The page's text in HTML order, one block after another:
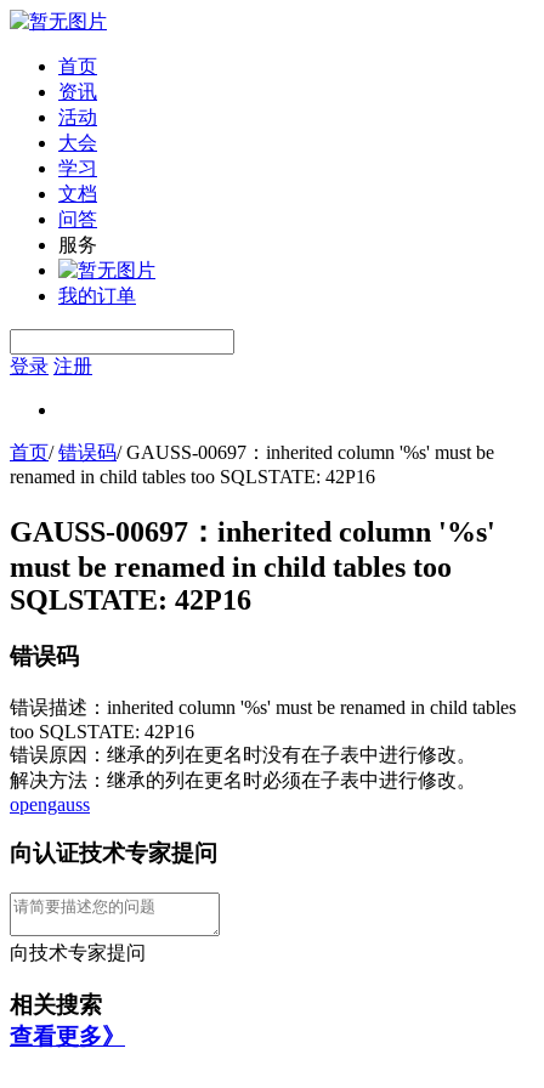
首页
资讯
活动
大会
学习
文档
问答
服务
我的订单
登录 注册
首页/错误码/GAUSS-00697：inherited column '%s' must be
renamed in child tables too SQLSTATE: 42P16
GAUSS-00697：inherited column '%s'
must be renamed in child tables too
SQLSTATE: 42P16
错误码
错误描述：inherited column '%s' must be renamed in child tables
too SQLSTATE: 42P16
错误原因：继承的列在更名时没有在子表中进行修改。
解决方法：继承的列在更名时必须在子表中进行修改。
opengauss
向认证技术专家提问
向技术专家提问
相关搜索
查看更多》